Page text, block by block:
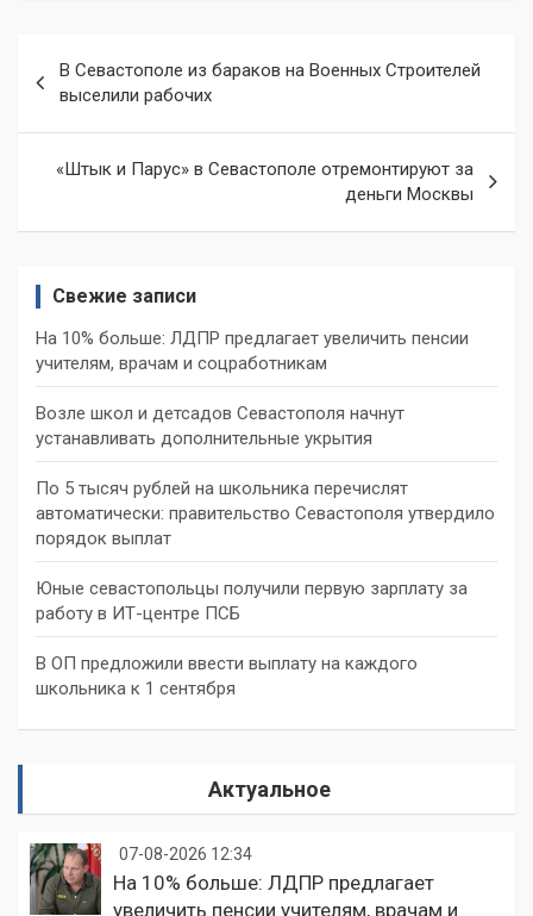
по
записям
В Севастополе из бараков на Военных Строителей
выселили рабочих
«Штык и Парус» в Севастополе отремонтируют за
деньги Москвы
Свежие записи
На 10% больше: ЛДПР предлагает увеличить пенсии
учителям, врачам и соцработникам
Возле школ и детсадов Севастополя начнут
устанавливать дополнительные укрытия
По 5 тысяч рублей на школьника перечислят
автоматически: правительство Севастополя утвердило
порядок выплат
Юные севастопольцы получили первую зарплату за
работу в ИТ-центре ПСБ
В ОП предложили ввести выплату на каждого
школьника к 1 сентября
Актуальное
07-08-2026 12:34
На 10% больше: ЛДПР предлагает
увеличить пенсии учителям, врачам и